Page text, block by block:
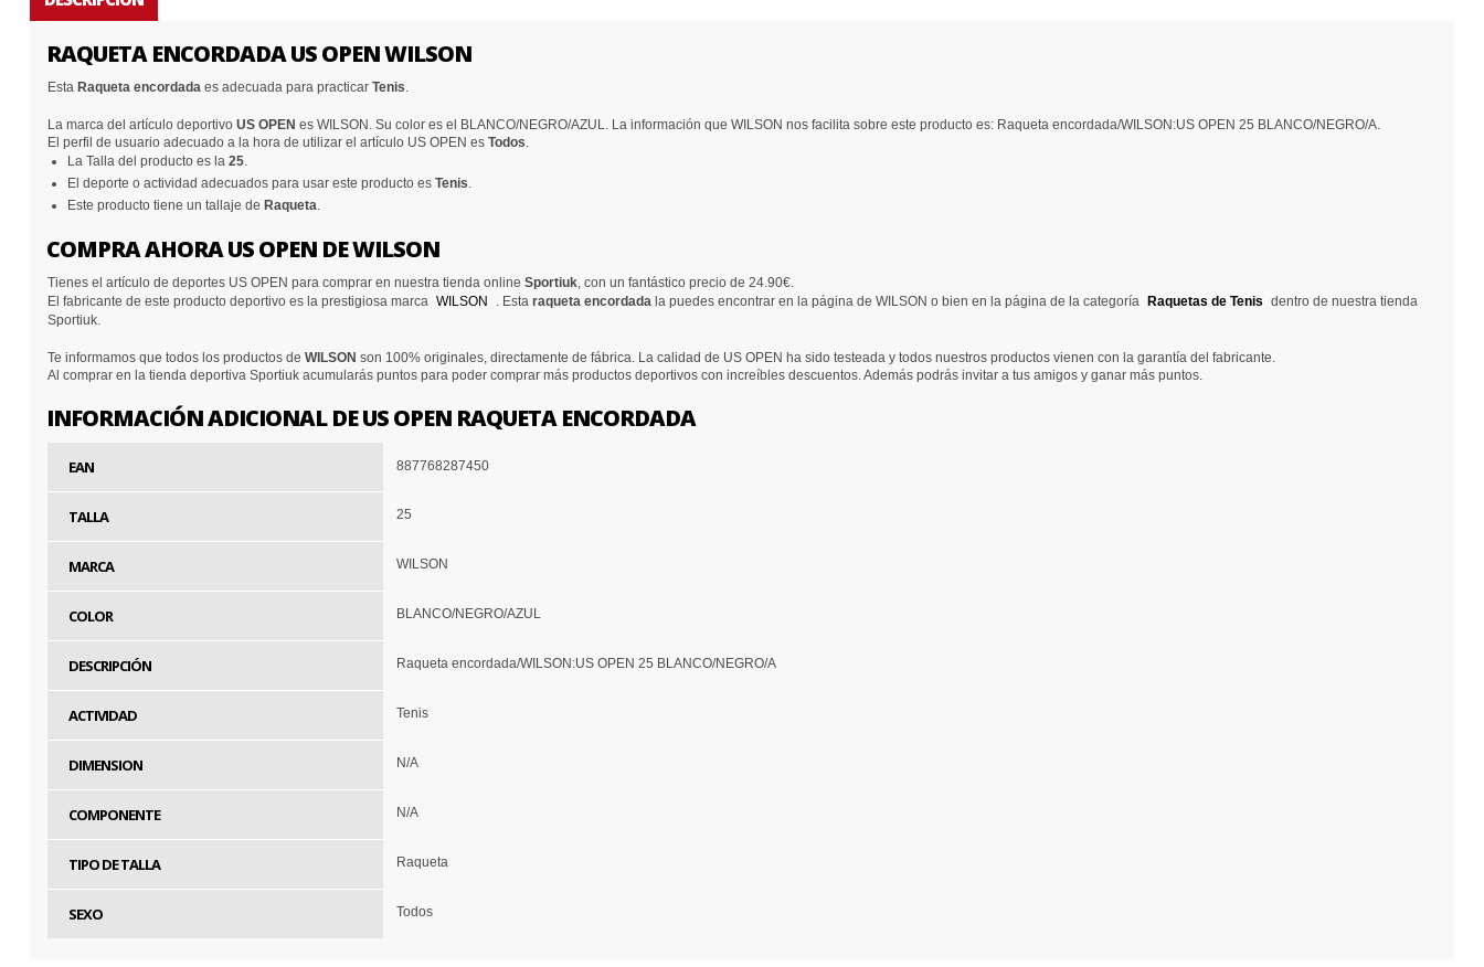
RAQUETA ENCORDADA US OPEN WILSON
Esta Raqueta encordada es adecuada para practicarTenis.
La marca del artículo deportivoUS OPEN es WILSON. Su color es el BLANCO/NEGRO/AZUL. La información que WILSON nos facilita sobre este producto es: Raqueta encordada/WILSON:US OPEN 25 BLANCO/NEGRO/A.
El perfil de usuario adecuado a la hora de utilizar el artículo US OPEN esTodos.
La Talla del producto es la25.
El deporte o actividad adecuados para usar este producto esTenis.
Este producto tiene un tallaje de Raqueta.
COMPRA AHORA US OPEN DE WILSON
Tienes el artículo de deportes US OPEN para comprar en nuestra tienda onlineSportiuk, con un fantástico precio de 24.90€.
El fabricante de este producto deportivo es la prestigiosa marca WILSON . Estaraqueta encordada la puedes encontrar en la página de WILSON o bien en la página de la categoría Raquetas de Tenis dentro de nuestra tienda
Sportiuk.
Te informamos que todos los productos deWILSON son 100% originales, directamente de fábrica. La calidad de US OPEN ha sido testeada y todos nuestros productos vienen con la garantía del fabricante.
Al comprar en la tienda deportiva Sportiuk acumularás puntos para poder comprar más productos deportivos con increíbles descuentos. Además podrás invitar a tus amigos y ganar más puntos.
INFORMACIÓN ADICIONAL DE US OPEN RAQUETA ENCORDADA
EAN 887768287450
TALLA 25
MARCA WILSON
COLOR BLANCO/NEGRO/AZUL
DESCRIPCIÓN Raqueta encordada/WILSON:US OPEN 25 BLANCO/NEGRO/A
ACTIVIDAD Tenis
DIMENSION N/A
COMPONENTE N/A
TIPO DE TALLA Raqueta
SEXO Todos